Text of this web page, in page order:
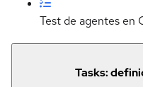
Test de agentes en
Tasks: